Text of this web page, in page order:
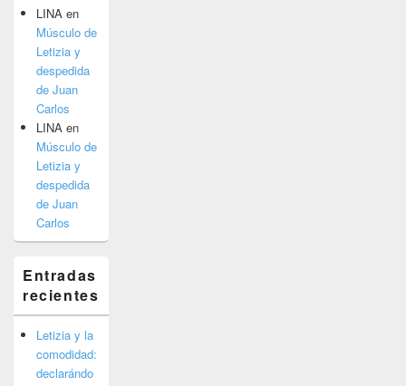
LINA en
Músculo de
Letizia y
despedida
de Juan
Carlos
LINA en
Músculo de
Letizia y
despedida
de Juan
Carlos
Entradas
recientes
Letizia y la
comodidad:
declarándo